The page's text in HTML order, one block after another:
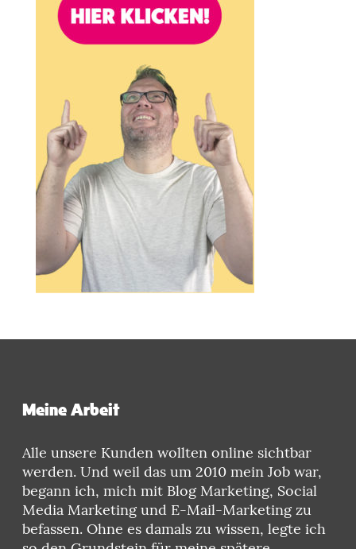
Meine Arbeit
Alle unsere Kunden wollten online sichtbar
werden. Und weil das um 2010 mein Job war,
begann ich, mich mit Blog Marketing, Social
Media Marketing und E-Mail-Marketing zu
befassen. Ohne es damals zu wissen, legte ich